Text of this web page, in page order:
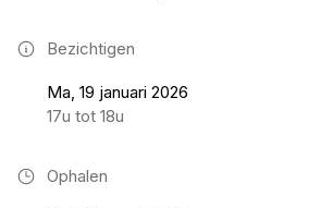
Bezichtigen
Ma, 19 januari 2026
17u tot 18u
Ophalen